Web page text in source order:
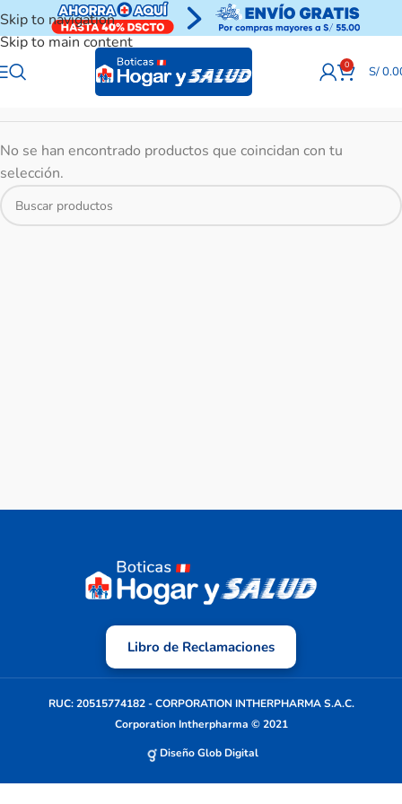
Skip to navigation
Skip to main content
0 S/
No se han encontrado productos que coincidan con tu
selección.
Libro de Reclamaciones
RUC: 20515774182 - CORPORATION INTHERPHARMA S.A.C.
Corporation Intherpharma © 2021
Diseño Glob Digital